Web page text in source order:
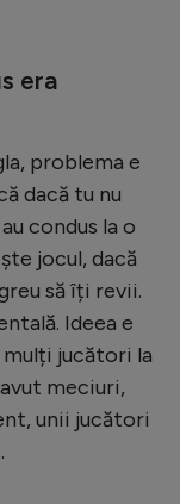
era
problema e
dacă tu nu
condus la o
jocul, dacă
să îți revii.
Ideea e
jucători la
meciuri,
unii jucători